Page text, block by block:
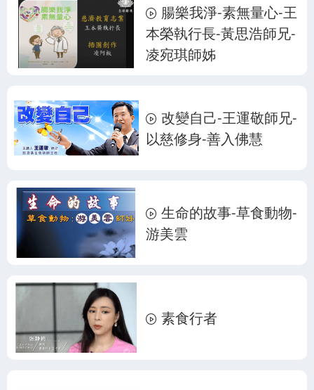
腸樂我淨-素無量心-王
本榮執行長-黃思浩師兄-
凌宛琪師姊
改變自己-王運敬師兄-
以慈修身-善入佛慧
生命的故事-草食動物-
游美雲
素食行者